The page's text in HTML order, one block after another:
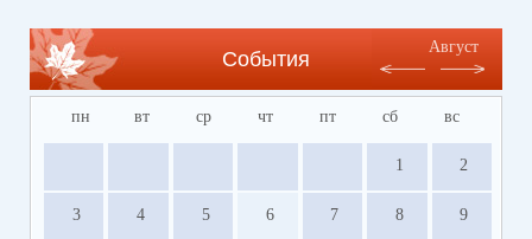
https://centrleto.ru
События
Август
пн вт ср чт пт сб вс
1 2
3 4 5 6 7 8 9